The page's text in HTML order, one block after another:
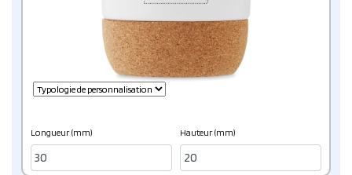
Longueur (mm) Hauteur (mm)